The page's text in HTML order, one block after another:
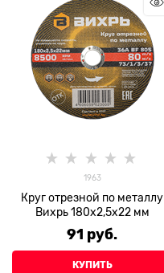
1963
Круг отрезной по металлу
Вихрь 180х2,5х22 мм
91 руб.
КУПИТЬ